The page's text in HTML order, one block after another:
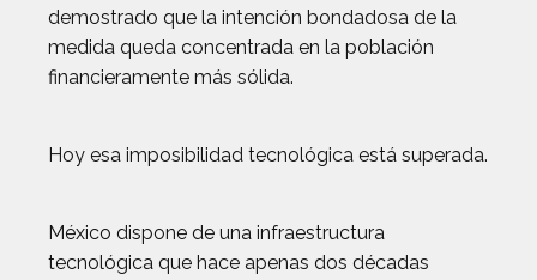
demostrado que la intención bondadosa de la
medida queda concentrada en la población
financieramente más sólida.
Hoy esa imposibilidad tecnológica está superada.
México dispone de una infraestructura
tecnológica que hace apenas dos décadas